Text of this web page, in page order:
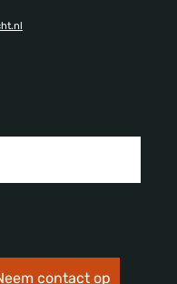
contact op